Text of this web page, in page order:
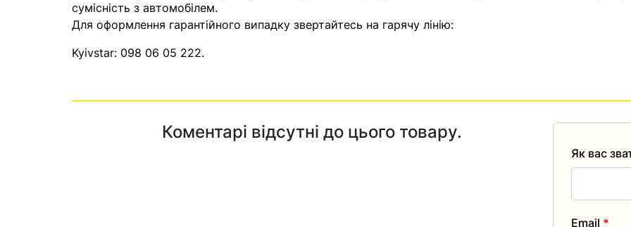
сумісність з автомобілем.
Для оформлення гарантійного випадку звертайтесь на гарячу лінію:
Kyivstar: 098 06 05 222.
Коментарі відсутні до цього товару.
Як вас
Email *